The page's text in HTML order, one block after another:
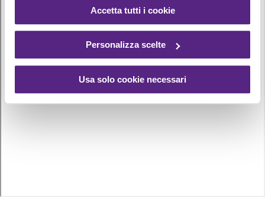
Accetta tutti i cookie
Personalizza scelte
Usa solo cookie necessari